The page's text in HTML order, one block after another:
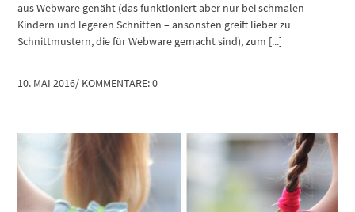
aus Webware genäht (das funktioniert aber nur bei schmalen
Kindern und legeren Schnitten – ansonsten greift lieber zu
Schnittmustern, die für Webware gemacht sind), zum [...]
10. MAI 2016/ KOMMENTARE: 0